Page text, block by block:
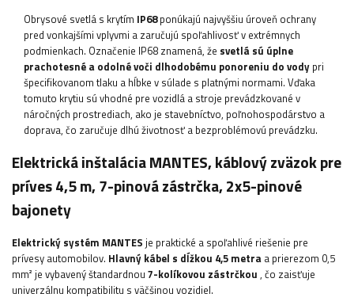
Obrysové svetlá s krytím IP68ponúkajú najvyššiu úroveň ochrany
pred vonkajšími vplyvmi a zaručujú spoľahlivosť v extrémnych
podmienkach. Označenie IP68 znamená, že svetlá sú úplne
prachotesné a odolné voči dlhodobému ponoreniu do vody pri
špecifikovanom tlaku a hĺbke v súlade s platnými normami. Vďaka
tomuto krytiu sú vhodné pre vozidlá a stroje prevádzkované v
náročných prostrediach, ako je stavebníctvo, poľnohospodárstvo a
doprava, čo zaručuje dlhú životnosť a bezproblémovú prevádzku.
Elektrická inštalácia MANTES, káblový zväzok pre
príves 4,5 m, 7-pinová zástrčka, 2x5-pinové
bajonety
Elektrický systém MANTES je praktické a spoľahlivé riešenie pre
prívesy automobilov. Hlavný kábel s dĺžkou 4,5 metra a prierezom 0,5
mm² je vybavený štandardnou 7-kolíkovou zástrčkou , čo zaisťuje
univerzálnu kompatibilitu s väčšinou vozidiel.